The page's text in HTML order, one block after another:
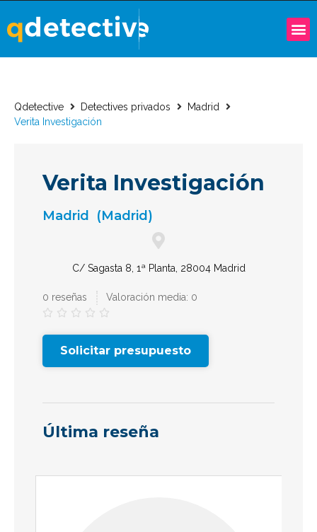
Qdetective Detectives privados
Madrid
Verita Investigación
Verita Investigación
Madrid (Madrid)
C/ Sagasta 8, 1ª Planta, 28004 Madrid
0 reseñas Valoración media: 0
    
Solicitar presupuesto
Última reseña